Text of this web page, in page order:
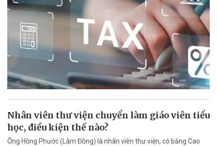
Nhân viên thư viện chuyển làm giáo viên tiểu
học, điều kiện thế nào?
Ông Hồng Phước (Lâm Đồng) là nhân viên thư viện, có bằng Cao